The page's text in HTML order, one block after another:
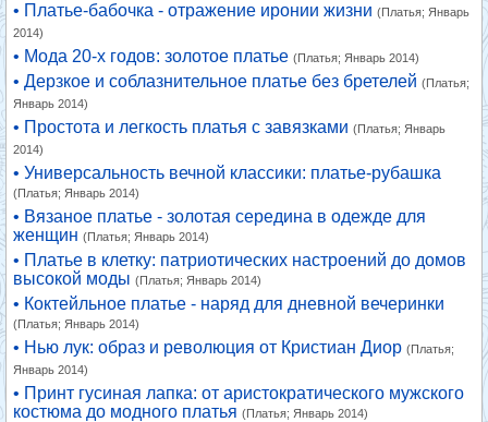
• Платье-бабочка - отражение иронии жизни (Платья; Январь
2014)
• Мода 20-х годов: золотое платье (Платья; Январь 2014)
• Дерзкое и соблазнительное платье без бретелей (Платья;
Январь 2014)
• Простота и легкость платья с завязками (Платья; Январь
2014)
• Универсальность вечной классики: платье-рубашка
(Платья; Январь 2014)
• Вязаное платье - золотая середина в одежде для
женщин (Платья; Январь 2014)
• Платье в клетку: патриотических настроений до домов
высокой моды (Платья; Январь 2014)
• Коктейльное платье - наряд для дневной вечеринки
(Платья; Январь 2014)
• Нью лук: образ и революция от Кристиан Диор (Платья;
Январь 2014)
• Принт гусиная лапка: от аристократического мужского
костюма до модного платья (Платья; Январь 2014)